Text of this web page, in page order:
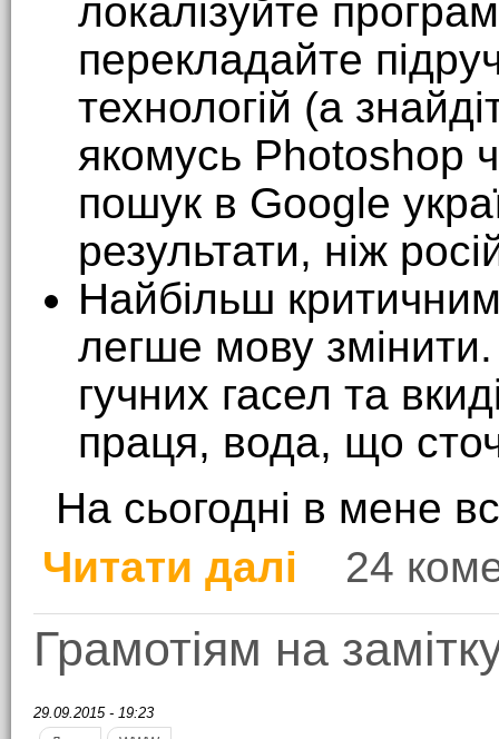
локалізуйте
перекладайте
технологій (а
якомусь Photoshop
пошук в Google
результати, ніж
Найбільш
легше мову
гучних гасел та
праця, вода, що
На сьогодні в мене
Читати далі
про Мовне питання
24
Грамотіям на
29.09.2015 - 19:23